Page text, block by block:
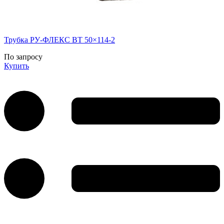
Трубка РУ-ФЛЕКС ВТ 50×114-2
По запросу
Купить